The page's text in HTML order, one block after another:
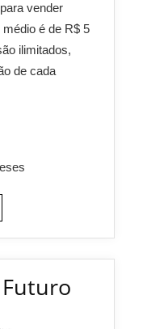
vender
é de R$ 5
ilimitados,
de cada